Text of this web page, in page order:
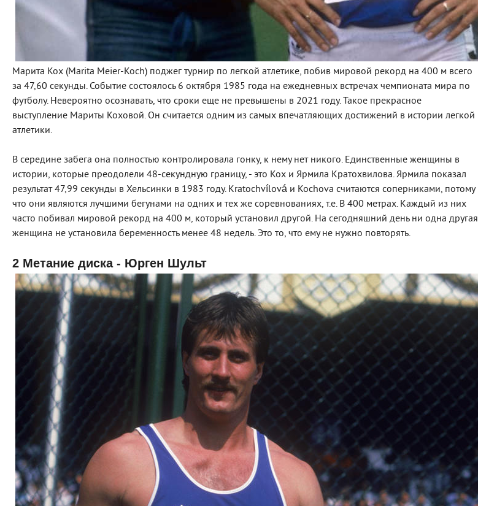
Марита Кох (Marita Meier-Koch) поджег турнир по легкой атлетике, побив мировой рекорд на 400 м всего
за 47,60 секунды. Событие состоялось 6 октября 1985 года на ежедневных встречах чемпионата мира по
футболу. Невероятно осознавать, что сроки еще не превышены в 2021 году. Такое прекрасное
выступление Мариты Коховой. Он считается одним из самых впечатляющих достижений в истории легкой
атлетики.
В середине забега она полностью контролировала гонку, к нему нет никого. Единственные женщины в
истории, которые преодолели 48-секундную границу, - это Кох и Ярмила Кратохвилова. Ярмила показал
результат 47,99 секунды в Хельсинки в 1983 году. Kratochvílová и Kochova считаются соперниками, потому
что они являются лучшими бегунами на одних и тех же соревнованиях, т.е. В 400 метрах. Каждый из них
часто побивал мировой рекорд на 400 м, который установил другой. На сегодняшний день ни одна другая
женщина не установила беременность менее 48 недель. Это то, что ему не нужно повторять.
2 Метание диска - Юрген Шульт